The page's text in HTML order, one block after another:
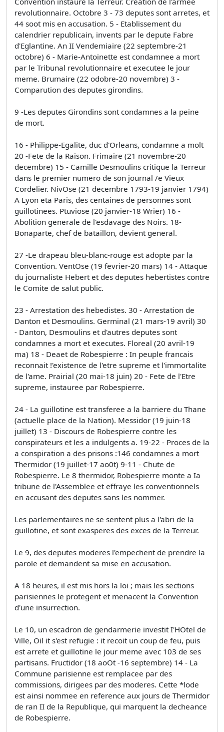
revolutionnaire. Octobre 3 - 73 deputes sont arretes, et
44 soot mis en accusation. 5 - Etablissement du
calendrier republicain, invents par le depute Fabre
d'Eglantine. An II Vendemiaire (22 septembre-21
octobre) 6 - Marie-Antoinette est condamnee a mort
par le Tribunal revolutionnaire et executee le jour
meme. Brumaire (22 odobre-20 novembre) 3 -
Comparution des deputes girondins.
9 -Les deputes Girondins sont condamnes a la peine
de mort.
16 - Philippe-Egalite, duc d'Orleans, condamne a molt
20 -Fete de la Raison. Frimaire (21 novembre-20
decembre) 15 - Camille Desmoulins critique la Terreur
dans le premier numero de son journal /e Vieux
Cordelier. NivOse (21 decembre 1793-19 janvier 1794)
A Lyon eta Paris, des centaines de personnes sont
guillotinees. Ptuviose (20 janvier-18 Wrier) 16 -
Abolition generale de l'esdavage des Noirs. 18-
Bonaparte, chef de bataillon, devient general.
27 -Le drapeau bleu-blanc-rouge est adopte par la
Convention. VentOse (19 fevrier-20 mars) 14 - Attaque
du journaliste Hebert et des deputes hebertistes contre
le Comite de salut public.
23 - Arrestation des hebedistes. 30 - Arrestation de
Danton et Desmoulins. Germinal (21 mars-19 avril) 30
- Danton, Desmoulins et d'autres deputes sont
condamnes a mort et executes. Floreal (20 avril-19
ma) 18 - Deaet de Robespierre : In peuple francais
reconnait !'existence de l'etre supreme et l'immortalite
de l'ame. Prairial (20 mai-18 juin) 20 - Fete de l'Etre
supreme, instauree par Robespierre.
24 - La guillotine est transferee a la barriere du Thane
(actuelle place de la Nation). Messidor (19 juin-18
juillet) 13 - Discours de Robespierre contre les
conspirateurs et les a indulgents a. 19-22 - Proces de la
a conspiration a des prisons :146 condamnes a mort
Thermidor (19 juillet-17 ao0t) 9-11 - Chute de
Robespierre. Le 8 thermidor, Robespierre monte a Ia
tribune de l'Assemblee et effraye les conventionnels
en accusant des deputes sans les nommer.
Les parlementaires ne se sentent plus a l'abri de la
guillotine, et sont exasperes des exces de la Terreur.
Le 9, des deputes moderes l'empechent de prendre la
parole et demandent sa mise en accusation.
A 18 heures, il est mis hors la loi ; mais les sections
parisiennes le protegent et menacent la Convention
d'une insurrection.
Le 10, un escadron de gendarmerie investit I'HOtel de
Ville, Oil it s'est refugie : it recoit un coup de feu, puis
est arrete et guillotine le jour meme avec 103 de ses
partisans. Fructidor (18 aoOt -16 septembre) 14 - La
Commune parisienne est remplacee par des
commissions, dirigees par des moderes. Cette *lode
est ainsi nommee en reference aux jours de Thermidor
de ran II de la Republique, qui marquent la decheance
de Robespierre.